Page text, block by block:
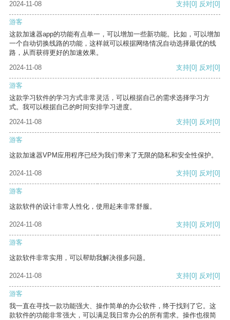
2024-11-08 支持[0] 反对[0]
游客
这款加速器app的功能有点单一，可以增加一些新功能。比如，可以增加
一个自动切换线路的功能，这样就可以根据网络情况自动选择最优的线
路，从而获得更好的加速效果。
2024-11-08
支持[0] 反对[0]
游客
这款学习软件的学习方式非常灵活，可以根据自己的需求选择学习方
式。我可以根据自己的时间安排学习进度。
2024-11-08
支持[0] 反对[0]
游客
这款加速器VPM应用程序已经为我们带来了无限的隐私和安全性保护。
2024-11-08 支持[0] 反对[0]
游客
这款软件的设计非常人性化，使用起来非常舒服。
2024-11-08 支持[0] 反对[0]
游客
这款软件非常实用，可以帮助我解决很多问题。
2024-11-08 支持[0] 反对[0]
游客
我一直在寻找一款功能强大、操作简单的办公软件，终于找到了它。这
款软件的功能非常强大，可以满足我日常办公的所有需求。操作也很简